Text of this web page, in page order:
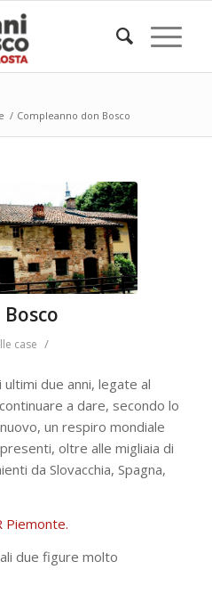
/ Compleanno don Bosco
case /
due anni, legate al
a dare, secondo lo
un respiro mondiale
oltre alle migliaia di
da Slovacchia, Spagna,
Piemonte.
due figure molto